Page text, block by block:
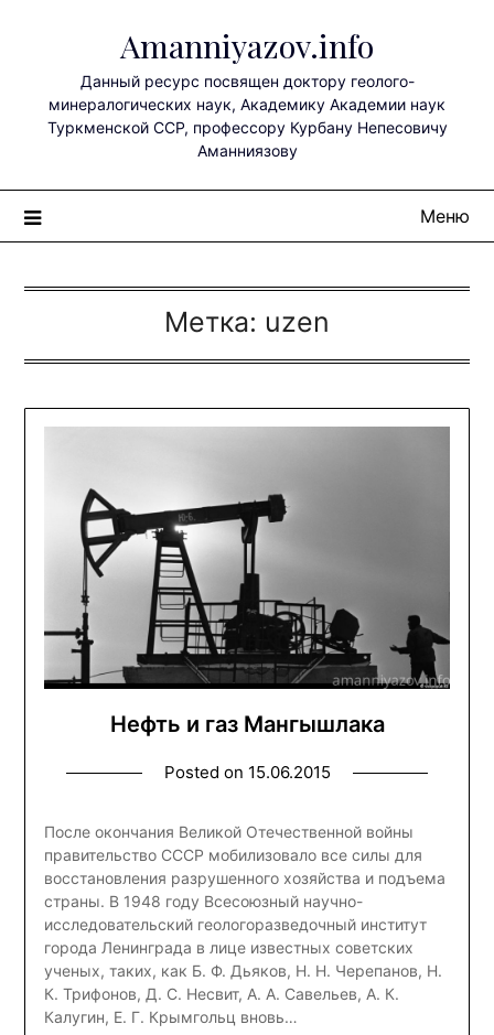
содержимому
Amanniyazov.info
Данный ресурс посвящен доктору геолого-
минералогических наук, Академику Академии наук
Туркменской ССР, профессору Курбану Непесовичу
Аманниязову
Меню
Метка: uzen
Нефть и газ Мангышлака
Posted on 15.06.2015
После окончания Великой Отечественной войны
правительство СССР мобилизовало все силы для
восстановления разрушенного хозяйства и подъема
страны. В 1948 году Всесоюзный научно-
исследовательский геолого­разведочный институт
города Ленинграда в лице известных советских
ученых, таких, как Б. Ф. Дьяков, Н. Н. Черепанов, Н.
К. Трифонов, Д. С. Несвит, А. А. Савельев, А. К.
Калугин, Е. Г. Крымгольц вновь…